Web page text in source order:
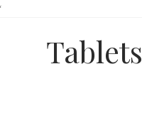
Tablets